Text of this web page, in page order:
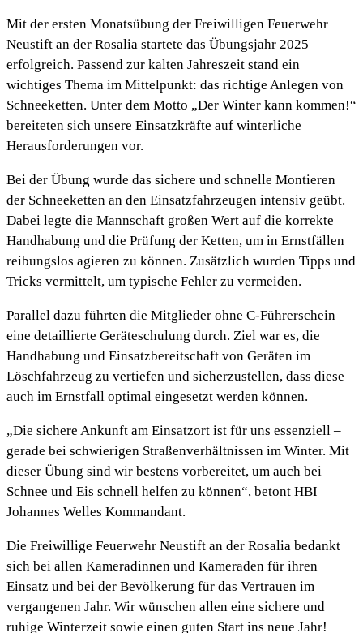
Mit der ersten Monatsübung der Freiwilligen Feuerwehr
Neustift an der Rosalia startete das Übungsjahr 2025
erfolgreich. Passend zur kalten Jahreszeit stand ein
wichtiges Thema im Mittelpunkt: das richtige Anlegen von
Schneeketten. Unter dem Motto „Der Winter kann kommen!“
bereiteten sich unsere Einsatzkräfte auf winterliche
Herausforderungen vor.
Bei der Übung wurde das sichere und schnelle Montieren
der Schneeketten an den Einsatzfahrzeugen intensiv geübt.
Dabei legte die Mannschaft großen Wert auf die korrekte
Handhabung und die Prüfung der Ketten, um in Ernstfällen
reibungslos agieren zu können. Zusätzlich wurden Tipps und
Tricks vermittelt, um typische Fehler zu vermeiden.
Parallel dazu führten die Mitglieder ohne C-Führerschein
eine detaillierte Geräteschulung durch. Ziel war es, die
Handhabung und Einsatzbereitschaft von Geräten im
Löschfahrzeug zu vertiefen und sicherzustellen, dass diese
auch im Ernstfall optimal eingesetzt werden können.
„Die sichere Ankunft am Einsatzort ist für uns essenziell –
gerade bei schwierigen Straßenverhältnissen im Winter. Mit
dieser Übung sind wir bestens vorbereitet, um auch bei
Schnee und Eis schnell helfen zu können“, betont HBI
Johannes Welles Kommandant.
Die Freiwillige Feuerwehr Neustift an der Rosalia bedankt
sich bei allen Kameradinnen und Kameraden für ihren
Einsatz und bei der Bevölkerung für das Vertrauen im
vergangenen Jahr. Wir wünschen allen eine sichere und
ruhige Winterzeit sowie einen guten Start ins neue Jahr!